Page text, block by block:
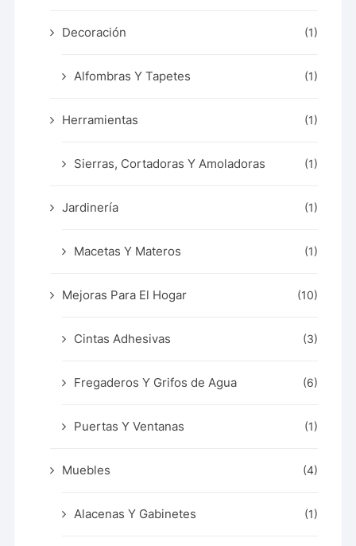
Decoración (1)
Alfombras Y Tapetes (1)
Herramientas (1)
Sierras, Cortadoras Y Amoladoras (1)
Jardinería (1)
Macetas Y Materos (1)
Mejoras Para El Hogar (10)
Cintas Adhesivas (3)
Fregaderos Y Grifos de Agua (6)
Puertas Y Ventanas (1)
Muebles (4)
Alacenas Y Gabinetes (1)